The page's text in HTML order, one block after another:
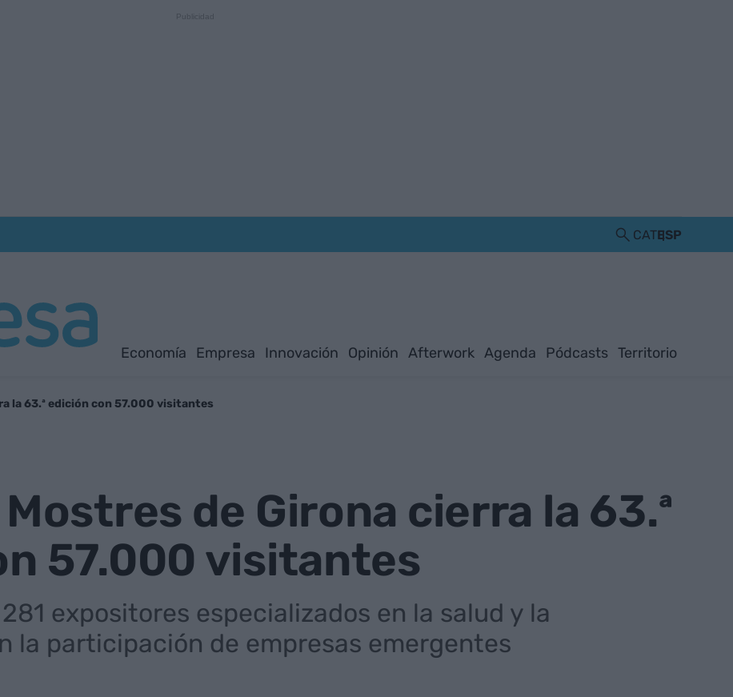
CATESP
Economía Empresa Innovación Opinión Afterwork Agenda Pódcasts Territorio
la 63.ª edición con 57.000 visitantes
de Girona cierra la 63.ª
57.000 visitantes
expositores especializados en la salud y la
la participación de empresas emergentes